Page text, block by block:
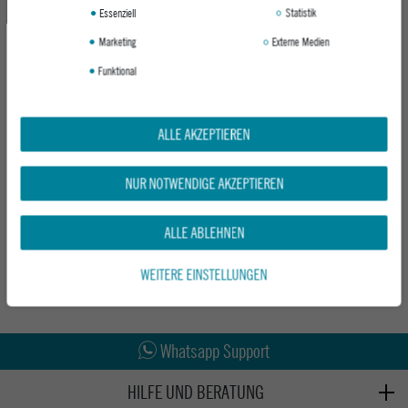
ROXY DAMEN MAXIKLEID SEASHELL
PARCHMENT
39,95 €
RIP CURL DAMEN MAXIKLEID
PREMIUM SURF LONG DRESS
9328 BRIGHT YELLOW
34,95 €
Whatsapp Support
Kauf auf Rechnung
Abholung in den Epoxy Stores
HILFE UND BERATUNG
Essenziell
Statistik
Marketing
Externe Medien
Funktional
ALLE AKZEPTIEREN
NUR NOTWENDIGE AKZEPTIEREN
ALLE ABLEHNEN
WEITERE EINSTELLUNGEN